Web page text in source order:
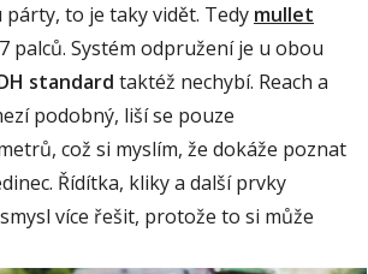
párty, to je taky vidět. Tedy mullet
palců. Systém odpružení je u obou
standard taktéž nechybí. Reach a
podobný, lišíse pouze
což si myslím, že dokáže poznat
Řídítka, kliky a další prvky
l více řešit, protože to si může